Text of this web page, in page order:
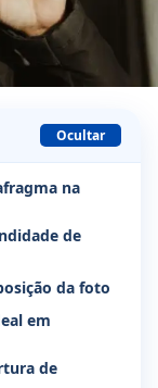
Ocultar
na
de
da foto
em
de